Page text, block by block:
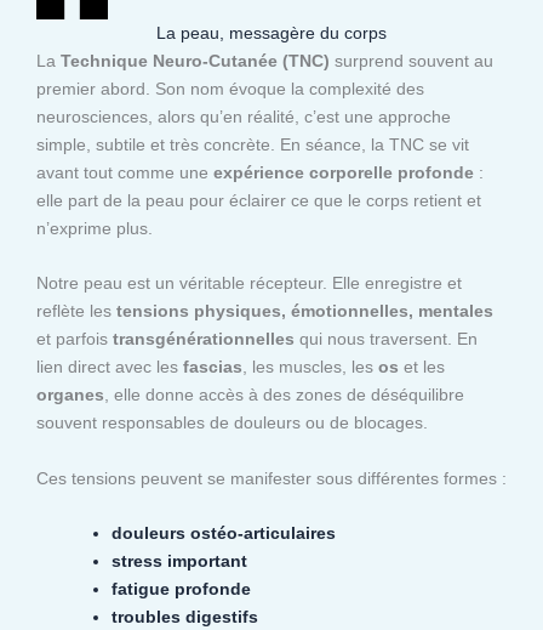
La peau, messagère du corps
La Technique Neuro-Cutanée (TNC) surprend souvent au
premier abord. Son nom évoque la complexité des
neurosciences, alors qu’en réalité, c’est une approche
simple, subtile et très concrète. En séance, la TNC se vit
avant tout comme une expérience corporelle profonde :
elle part de la peau pour éclairer ce que le corps retient et
n’exprime plus.
Notre peau est un véritable récepteur. Elle enregistre et
reflète les tensions physiques, émotionnelles, mentales
et parfois transgénérationnelles qui nous traversent. En
lien direct avec les fascias, les muscles, les os et les
organes, elle donne accès à des zones de déséquilibre
souvent responsables de douleurs ou de blocages.
Ces tensions peuvent se manifester sous différentes formes :
douleurs ostéo-articulaires
stress important
fatigue profonde
troubles digestifs